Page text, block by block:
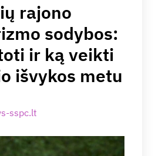
rajono
sodybos:
ir ką veikti
išvykos metu
sspc.lt